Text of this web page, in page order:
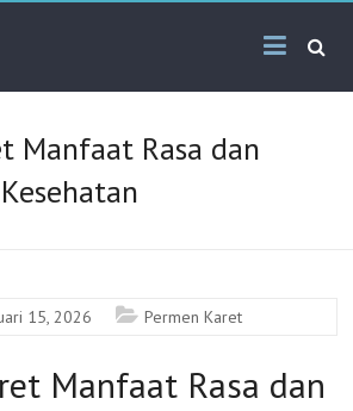
Manfaat Rasa dan
15, 2026 Permen Karet
Manfaat Rasa dan